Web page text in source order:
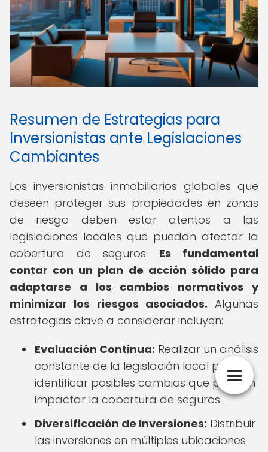
Resumen de Estrategias para
Inversionistas ante Legislaciones
Cambiantes
Los inversionistas inmobiliarios globales que
deseen proteger sus propiedades en zonas
de riesgo deben estar atentos a las
legislaciones locales que puedan afectar la
cobertura de seguros. Es fundamental
contar con un plan de acción sólido para
adaptarse a los cambios normativos y
minimizar los riesgos asociados. Algunas
estrategias clave a considerar incluyen:
Evaluación Continua: Realizar un análisis
constante de la legislación local para
identificar posibles cambios que puedan
impactar la cobertura de seguros.
Diversificación de Inversiones: Distribuir
las inversiones en múltiples ubicaciones